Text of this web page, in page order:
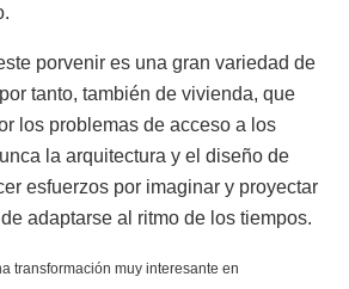
porvenir es una gran variedad de
tanto, también de vivienda, que
los problemas de acceso a los
la arquitectura y el diseño de
esfuerzos por imaginar y proyectar
adaptarse al ritmo de los tiempos.
transformación muy interesante en